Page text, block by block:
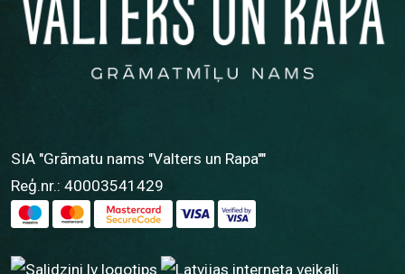
SIA "Grāmatu nams "Valters un Rapa""
Reģ.nr.: 40003541429